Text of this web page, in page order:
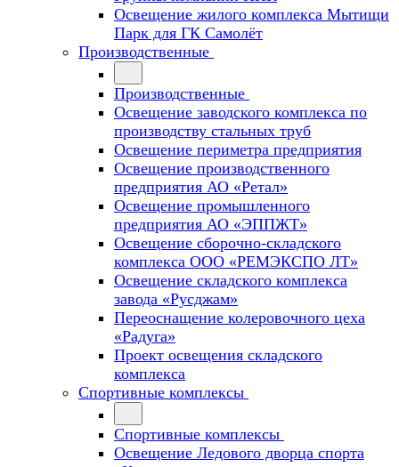
Освещение жилого комплекса Мытищи
Парк для ГК Самолёт
Производственные
Производственные
Освещение заводского комплекса по
производству стальных труб
Освещение периметра предприятия
Освещение производственного
предприятия АО «Ретал»
Освещение промышленного
предприятия АО «ЭППЖТ»
Освещение сборочно-складского
комплекса ООО «РЕМЭКСПО ЛТ»
Освещение складского комплекса
завода «Русджам»
Переоснащение колеровочного цеха
«Радуга»
Проект освещения складского
комплекса
Спортивные комплексы
Спортивные комплексы
Освещение Ледового дворца спорта